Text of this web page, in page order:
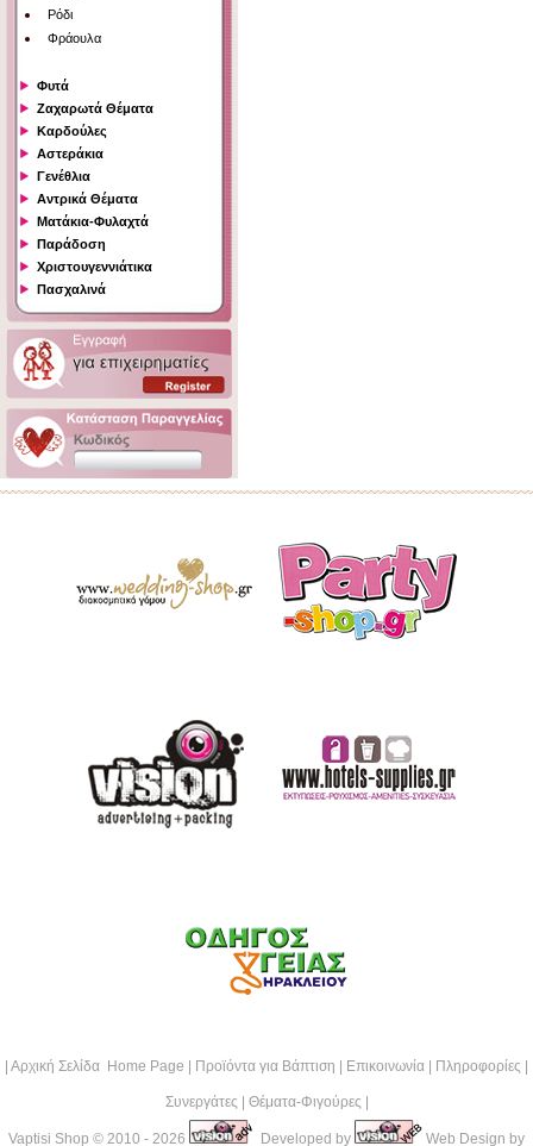
Ρόδι
Φράουλα
Φυτά
Ζαχαρωτά Θέματα
Καρδούλες
Αστεράκια
Γενέθλια
Αντρικά Θέματα
Ματάκια-Φυλαχτά
Παράδοση
Χριστουγεννιάτικα
Πασχαλινά
Αρχική Σελίδα Home Page Προϊόντα για Βάπτιση Επικοινωνία Πληροφορίες
Συνεργάτες Θέματα-Φιγούρες
Vaptisi Shop © 2010 - 2026 Developed by Web Design by